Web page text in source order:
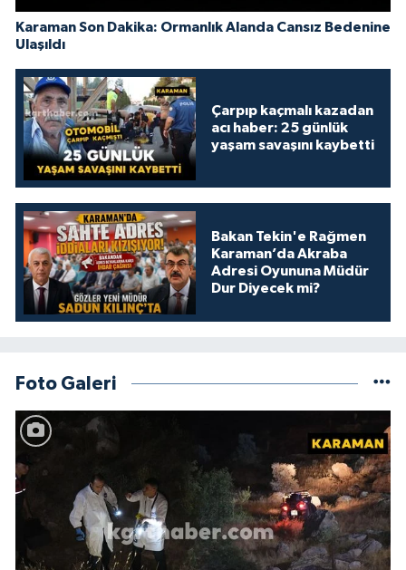
Karaman Son Dakika: Ormanlık Alanda Cansız Bedenine
Ulaşıldı
Çarpıp kaçmalı kazadan
acı haber: 25 günlük
yaşam savaşını kaybetti
Bakan Tekin'e Rağmen
Karaman’da Akraba
Adresi Oyununa Müdür
Dur Diyecek mi?
Foto Galeri